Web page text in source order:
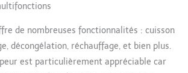
différentes textures adaptées
selon l'âge de bébé
FABRICATION FRANCAISE :
Chez Béaba, nous tenons au
Made in France, notre
de nombreuses fonctionnalités : cuisson
décongélation, réchauffage, et bien plus.
est particulièrement appréciable car